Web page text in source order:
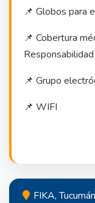
📌 Globos para
📌 Cobertura
📌 Grupo
📌 WIFI
FIKA,